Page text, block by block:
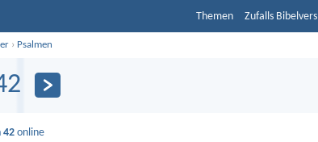
Themen Zufalls Bibelvers
› Psalmen
42 online